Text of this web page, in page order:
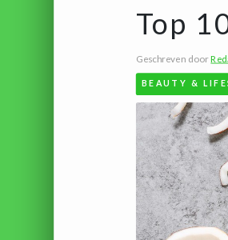
Top
Geschreven door
BEAUTY &